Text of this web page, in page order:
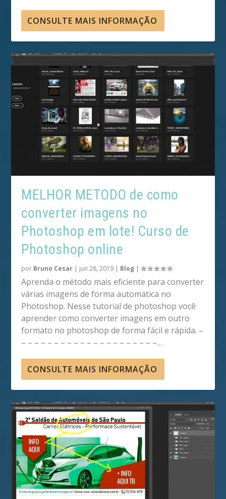
CONSULTE MAIS INFORMAÇÃO
MELHOR METODO de como
converter imagens no
Photoshop em lote! Curso de
Photoshop online
por Bruno Cesar | jun 28, 2019 | Blog |
Aprenda o método mais eficiente para converter
várias imagens de forma automatica no
Photoshop. Nesse tutorial de photoshop você
aprender como converter imagens em outro
formato no photoshop de forma fácil e rápida. –
– – – – – – – – – – – – – – – – – – – – –…
CONSULTE MAIS INFORMAÇÃO